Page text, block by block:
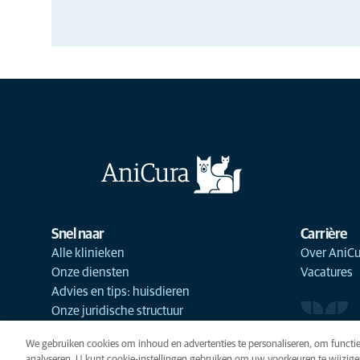
Snel naar
Alle klinieken
Onze diensten
Advies en tips: huisdieren
Onze juridische structuur
Carrière
Over
Vacatures
We gebruiken cookies om inhoud en advertenties te personaliseren, om